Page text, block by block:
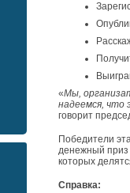
«Мы,
надеемся, что
говорит
Победители
денежный приз
которых
Справка: